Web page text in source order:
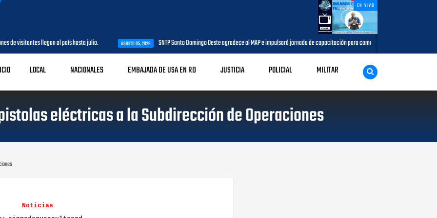
EN VIVO
de visitantes llegan al país hasta julio. AGOSTO 05, 2026 SNTP Santo Domingo Oeste agradece al MAP e impulsará jornada de capacitación para comunicadores del municipio
LOCAL NACIONALES EMBAJADA DE USA EN RD JUSTICIA POLICIAL MILITAR
eléctricas a la Subdirección de Operaciones
Noticias